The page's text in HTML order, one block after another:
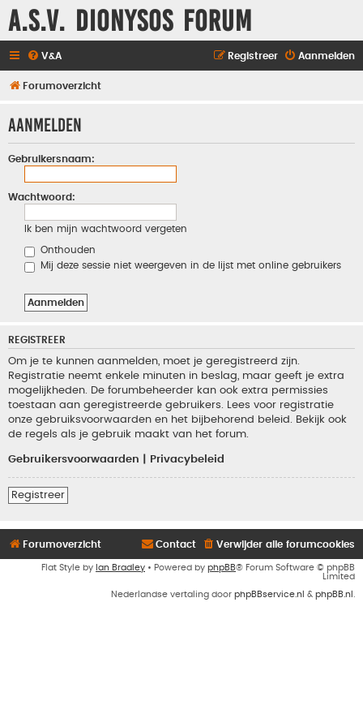
A.S.V. Dionysos Forum
V&A Aanmelden
Registreer
Forumoverzicht
Aanmelden
Gebruikersnaam:
Wachtwoord:
Ik ben mijn wachtwoord vergeten
Onthouden
Mij deze sessie niet weergeven in de lijst met online gebruikers
REGISTREER
Om je te kunnen aanmelden, moet je geregistreerd zijn.
Registratie neemt enkele minuten in beslag, maar geeft je extra
mogelijkheden. De forumbeheerder kan ook extra permissies
toestaan aan geregistreerde gebruikers. Lees voor registratie
onze gebruiksvoorwaarden en het bijbehorend beleid. Bekijk ook
de regels als je gebruik maakt van het forum.
Gebruikersvoorwaarden Privacybeleid
Registreer
Forumoverzicht Verwijder alle forumcookies
Contact
Flat Style by Ian Bradley • Powered by phpBB® Forum Software © phpBB
Limited
Nederlandse vertaling door phpBBservice.nl & phpBB.nl .